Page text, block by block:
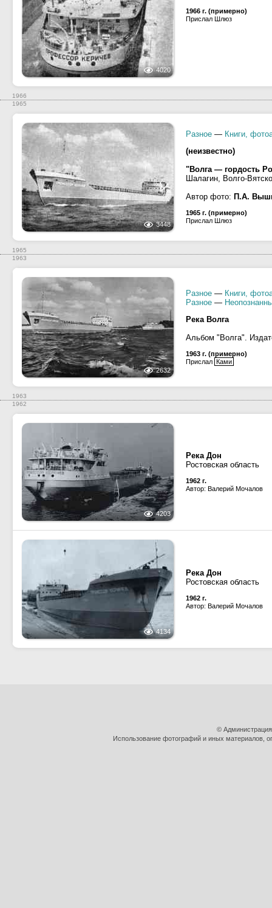
4020
1966 г. (примерно)
Прислал Шлюз
1966
1965
3448
Разное — Книги,
(неизвестно)
"Волга — гордость
Шалагин, Волго-
Автор фото: П.А.
1965 г. (примерно)
Прислал Шлюз
1965
1963
2632
Разное — Книги,
Разное —
Река Волга
Альбом "Волга".
1963 г. (примерно)
Прислал Ками
1963
1962
4203
Река Дон
Ростовская область
1962 г.
Автор: Валерий Мочалов
4134
Река Дон
Ростовская область
1962 г.
Автор: Валерий Мочалов
©
Использование фотографий и иных материалов,